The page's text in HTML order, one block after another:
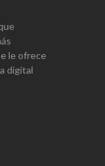
le ofrece
digital